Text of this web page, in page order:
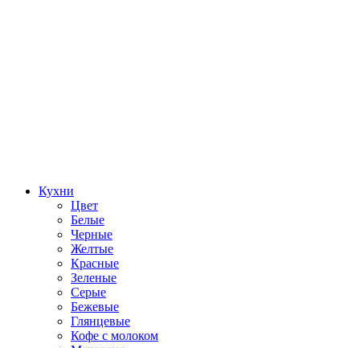
Кухни
Цвет
Белые
Черные
Желтые
Красные
Зеленые
Серые
Бежевые
Глянцевые
Кофе с молоком